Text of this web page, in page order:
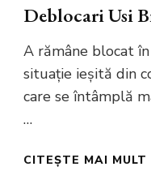
Deblocari Usi
A rămâne blocat
situație ieșită din
care se întâmplă
…
CITEȘTE MAI MULT